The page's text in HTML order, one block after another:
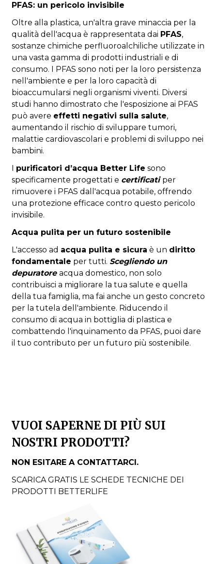
PFAS: un pericolo invisibile
Oltre alla plastica, un'altra grave minaccia per la
qualità dell'acqua è rappresentata dai PFAS,
sostanze chimiche perfluoroalchiliche utilizzate in
una vasta gamma di prodotti industriali e di
consumo. I PFAS sono noti per la loro persistenza
nell'ambiente e per la loro capacità di
bioaccumularsi negli organismi viventi. Diversi
studi hanno dimostrato che l'esposizione ai PFAS
può avere effetti negativi sulla salute,
aumentando il rischio di sviluppare tumori,
malattie cardiovascolari e problemi di sviluppo nei
bambini.
purificatori d’acqua Better Life sono
specificamente progettati e certificati per
rimuovere i PFAS dall'acqua potabile, offrendo
una protezione efficace contro questo pericolo
invisibile.
Acqua pulita per un futuro sostenibile
L'accesso ad acqua pulita e sicura è un diritto
fondamentale per tutti. Scegliendo un
depuratore acqua domestico, non solo
contribuisci a migliorare la tua salute e quella
della tua famiglia, ma fai anche un gesto concreto
per la tutela dell'ambiente. Riducendo il
consumo di acqua in bottiglia di plastica e
combattendo l'inquinamento da PFAS, puoi dare
il tuo contributo per un futuro più sostenibile.
VUOI SAPERNE DI PIÙ SUI
NOSTRI PRODOTTI?
NON ESITARE A CONTATTARCI.
SCARICA GRATIS LE SCHEDE TECNICHE DEI
PRODOTTI BETTERLIFE